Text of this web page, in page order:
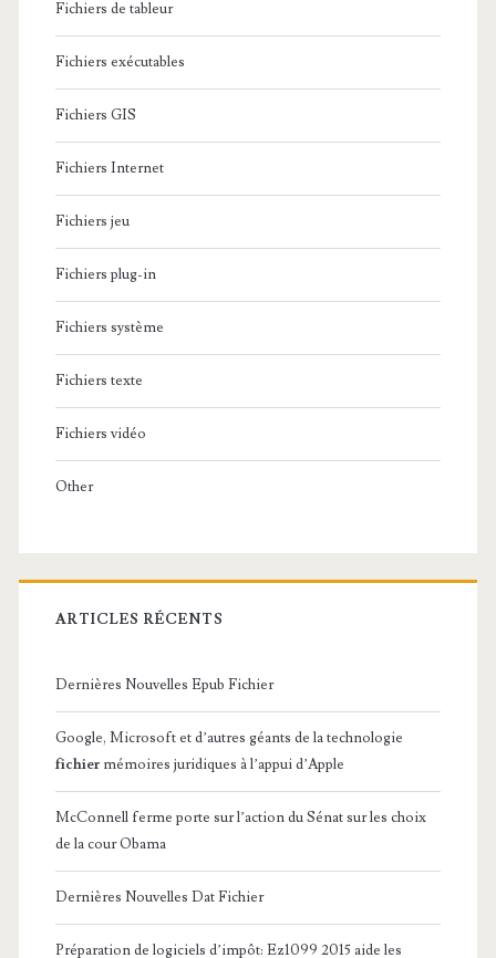
Fichiers de tableur
Fichiers exécutables
Fichiers GIS
Fichiers Internet
Fichiers jeu
Fichiers plug-in
Fichiers système
Fichiers texte
Fichiers vidéo
Other
ARTICLES RÉCENTS
Dernières Nouvelles Epub Fichier
Google, Microsoft et d’autres géants de la technologie
fichier mémoires juridiques à l’appui d’Apple
McConnell ferme porte sur l’action du Sénat sur les choix
de la cour Obama
Dernières Nouvelles Dat Fichier
Préparation de logiciels d’impôt: Ez1099 2015 aide les